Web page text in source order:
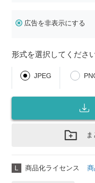
広告を非表示にする
形式を選択してくださ
JPEG
L 商品化ライセンス